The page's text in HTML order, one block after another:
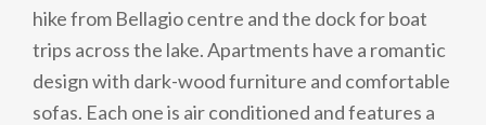
hike from Bellagio centre and the dock for boat
trips across the lake. Apartments have a romantic
design with dark-wood furniture and comfortable
sofas. Each one is air conditioned and features a